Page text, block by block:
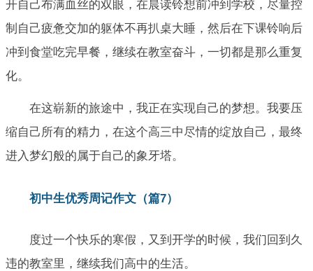
开自己布满血丝的双眼，在晨读铃想前冲到学校，尽量控
制自己疲惫交加的躯体不再扒桌大睡，然后在下课铃响后
冲到食堂吃完早餐，继续在教室奋斗，一切都是那么重复
化。
在这崭新的旅途中，我正在实现自己的梦想。我要压
缩自己所有的精力，在这个高三中尽情的绽放自己，最终
进入梦幻般的属于自己的象牙塔。
初中生优秀周记作文（篇7）
度过一个快乐的寒假，又到开学的时候，我们回到久
违的教室里，继续我们高中的生活。